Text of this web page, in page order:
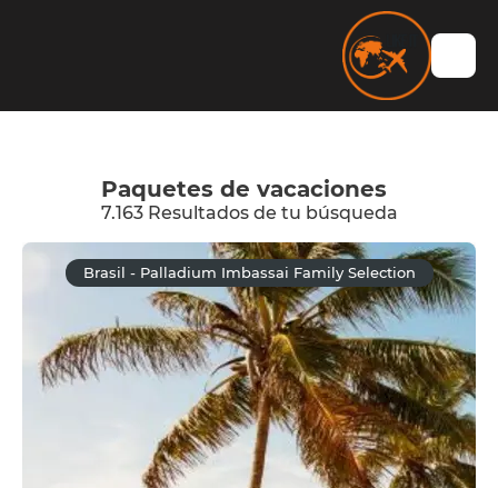
Paquetes de vacaciones
7.163 Resultados de tu búsqueda
Brasil - Palladium Imbassai Family Selection